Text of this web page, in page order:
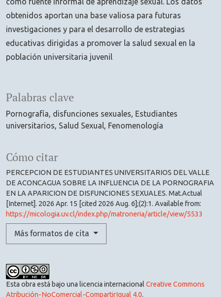
Palabras clave
Pornografía disfunciones sexuales Estudiantes
universitarios Salud Sexual Fenomenología
Cómo citar
PERCEPCION DE ESTUDIANTES UNIVERSITARIOS DEL VALLE
DE ACONCAGUA SOBRE LA INFLUENCIA DE LA PORNOGRAFIA
EN LA APARICION DE DISFUNCIONES SEXUALES. Mat.Actual
[Internet]. 2026 Apr. 15 [cited 2026 Aug. 6];(2):1. Available from:
https://micologia.uv.cl/index.php/matroneria/article/view/5533
Más formatos de cita
obtenidos aportan una base valiosa para futuras
investigaciones y para el desarrollo de estrategias
educativas dirigidas a promover la salud sexual en la
población universitaria juvenil
Esta obra está bajo una licencia internacional Creative Commons
Atribución-NoComercial-CompartirIgual 4.0.